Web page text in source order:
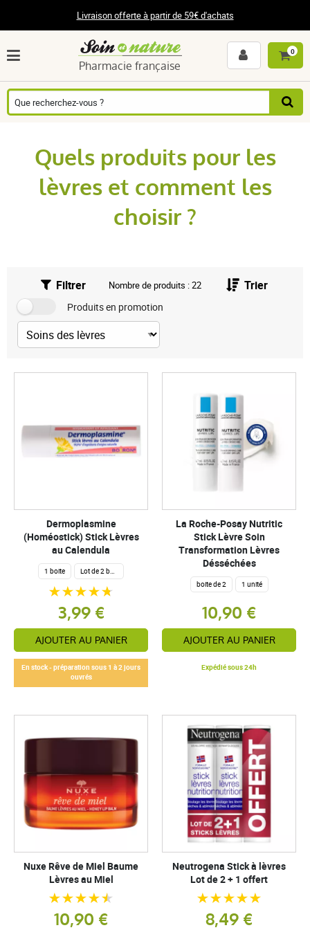
Livraison offerte à partir de 59€ d'achats
Pharmacie française
0
Quels produits pour les
lèvres et comment les
choisir ?
Filtrer Nombre de produits : 22 Trier
Produits en promotion
Dermoplasmine
(Homéostick) Stick Lèvres
au Calendula
1 boite Lot de 2 boites
3,99 €
AJOUTER AU PANIER
En stock - préparation sous 1 à 2 jours
ouvrés
La Roche-Posay Nutritic
Stick Lèvre Soin
Transformation Lèvres
Désséchées
boite de 2 1 unité
10,90 €
AJOUTER AU PANIER
Expédié sous 24h
Nuxe Rêve de Miel Baume
Lèvres au Miel
10,90 €
Neutrogena Stick à lèvres
Lot de 2 + 1 offert
8,49 €